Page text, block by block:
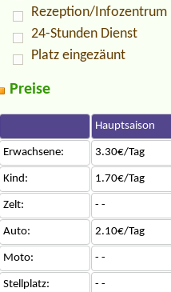
Rezeption/Infozentrum
24-Stunden Dienst
Platz eingezäunt
Preise
Hauptsaison
Erwachsene: 3.30€/Tag
Kind: 1.70€/Tag
Zelt: - -
Auto: 2.10€/Tag
Moto: - -
Stellplatz: - -